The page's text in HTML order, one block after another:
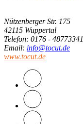
Nützenberger Str. 175
42115 Wuppertal
Telefon: 0176 - 48773341
Email: info@tocut.de
www.tocut.de